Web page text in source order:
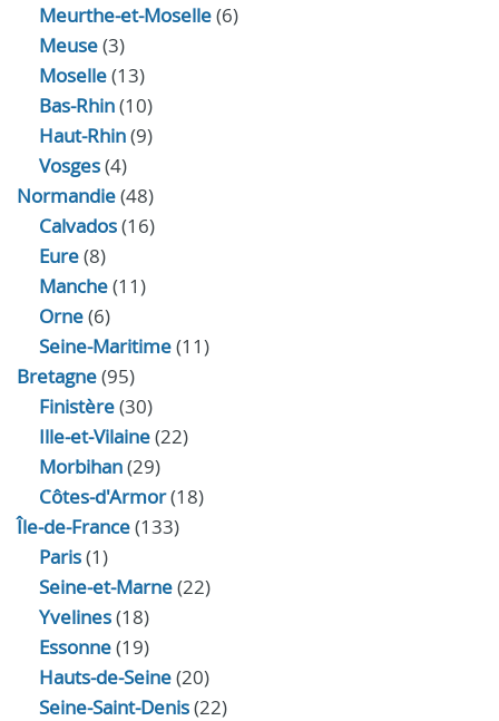
Meurthe-et-Moselle(6)
Meuse(3)
Moselle(13)
Bas-Rhin(10)
Haut-Rhin(9)
Vosges(4)
Normandie(48)
Calvados(16)
Eure(8)
Manche(11)
Orne(6)
Seine-Maritime(11)
Bretagne(95)
Finistère(30)
Ille-et-Vilaine(22)
Morbihan(29)
Côtes-d'Armor(18)
Île-de-France(133)
Paris(1)
Seine-et-Marne(22)
Yvelines(18)
Essonne(19)
Hauts-de-Seine(20)
Seine-Saint-Denis(22)